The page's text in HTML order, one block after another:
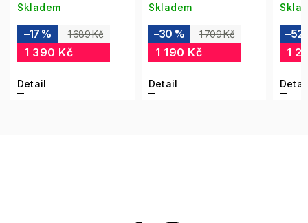
Skladem
1 689 Kč
–17 %
1 390 Kč
Detail
Skladem
1 709 Kč
–30 %
1 190 Kč
Detail
–52
1